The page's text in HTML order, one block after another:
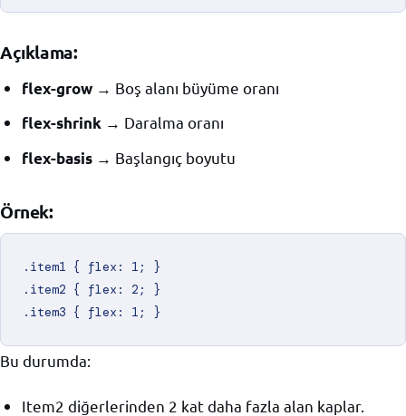
Açıklama:
flex-grow → Boş alanı büyüme oranı
flex-shrink → Daralma oranı
flex-basis → Başlangıç boyutu
Örnek:
.item1 { flex: 1; }
.item2 { flex: 2; }
Bu durumda:
Item2 diğerlerinden 2 kat daha fazla alan kaplar.